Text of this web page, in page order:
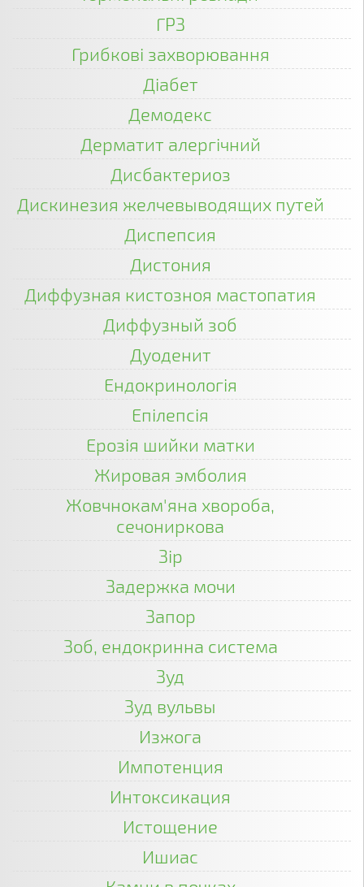
ГРЗ
Грибкові захворювання
Діабет
Демодекс
Дерматит алергічний
Дисбактериоз
Дискинезия желчевыводящих путей
Диспепсия
Дистония
Диффузная кистозноя мастопатия
Диффузный зоб
Дуоденит
Ендокринологія
Епілепсія
Ерозія шийки матки
Жировая эмболия
Жовчнокам'яна хвороба,
сечониркова
Зір
Задержка мочи
Запор
Зоб, ендокринна система
Зуд
Зуд вульвы
Изжога
Импотенция
Интоксикация
Истощение
Ишиас